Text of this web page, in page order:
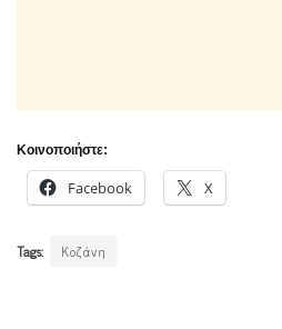
Κοινοποιήστε:
Facebook X
Tags: Κοζάνη